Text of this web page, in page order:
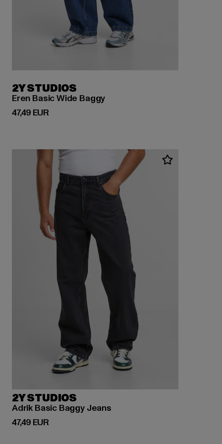
2Y STUDIOS
Eren Basic Wide Baggy
47,49 EUR
Derzeitiger Preis: 47,49 EUR
2Y STUDIOS
Adrik Basic Baggy Jeans
47,49 EUR
Derzeitiger Preis: 47,49 EUR